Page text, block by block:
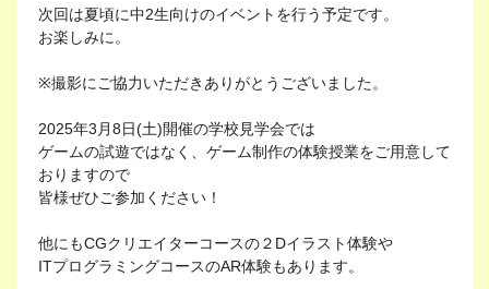
次回は夏頃に中2生向けのイベントを行う予定です。
お楽しみに。
※撮影にご協力いただきありがとうございました。
2025年3月8日(土)開催の学校見学会では
ゲームの試遊ではなく、ゲーム制作の体験授業をご用意して
おりますので
皆様ぜひご参加ください！
他にもCGクリエイターコースの２Dイラスト体験や
ITプログラミングコースのAR体験もあります。